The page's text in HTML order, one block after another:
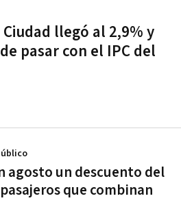
llegó al 2,9% y
pasar con el IPC del
agosto un descuento del
que combinan